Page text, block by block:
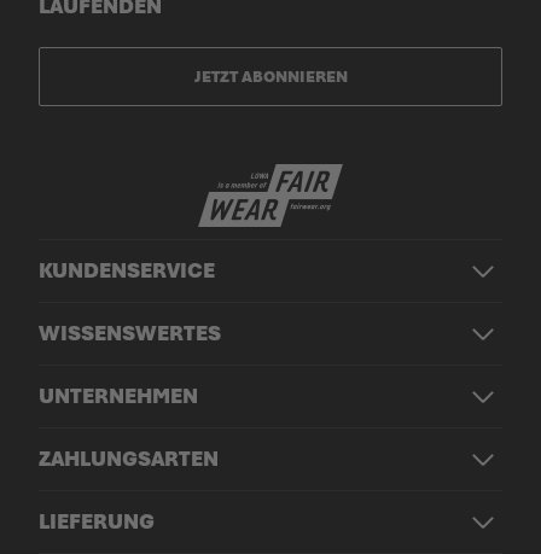
KUNDENSERVICE
WISSENSWERTES
UNTERNEHMEN
ZAHLUNGSARTEN
LIEFERUNG
LAUFENDEN
JETZT ABONNIEREN